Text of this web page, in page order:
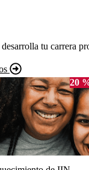
tu carrera
20